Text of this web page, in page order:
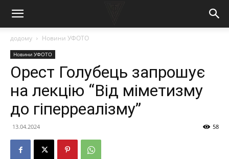
додому Новини УФОТО
Новини УФОТО
Орест Голубець запрошує
на лекцію “Від міметизму
до гіперреалізму”
13.04.2024 58